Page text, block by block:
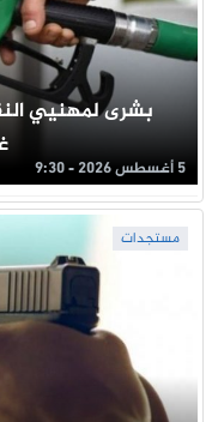
بشرى لمهنيي
5 أغسطس 2026 - 9:30
مستجدات